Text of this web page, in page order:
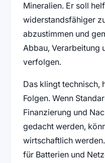
Mineralien. Er soll
widerstandsfähiger
abzustimmen und
Abbau, Verarbeitung
verfolgen.
Das klingt technisch,
Folgen. Wenn
Finanzierung und
gedacht werden,
wirtschaftlich
für Batterien und